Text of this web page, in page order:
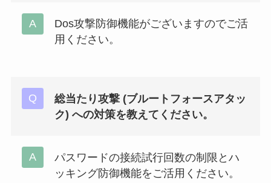
Dos攻撃防御機能がございますのでご活
用ください。
総当たり攻撃 (ブルートフォースアタッ
ク) への対策を教えてください。
パスワードの接続試行回数の制限とハ
ッキング防御機能をご活用ください。